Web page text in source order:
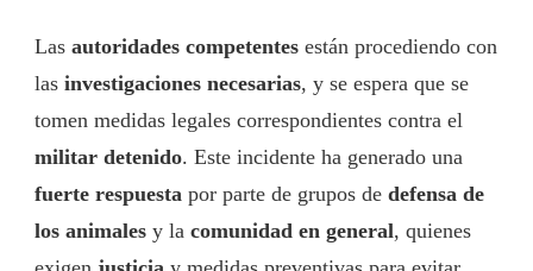
Las autoridades competentes están procediendo con
las investigaciones necesarias, y se espera que se
tomen medidas legales correspondientes contra el
militar detenido. Este incidente ha generado una
fuerte respuesta por parte de grupos de defensa de
los animales y la comunidad en general, quienes